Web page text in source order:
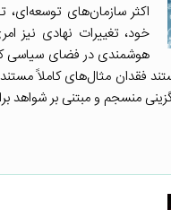
اکثر سازمان‌های
خود، تغییرات نهادی نیز
هوشمندی در فضای سیاسی
فقدان مثال‌های کاملاً
منسجم و مبتنی بر شواهد